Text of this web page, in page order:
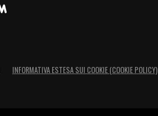
INFORMATIVA ESTESA SUI COOKIE (COOKIE POLICY)